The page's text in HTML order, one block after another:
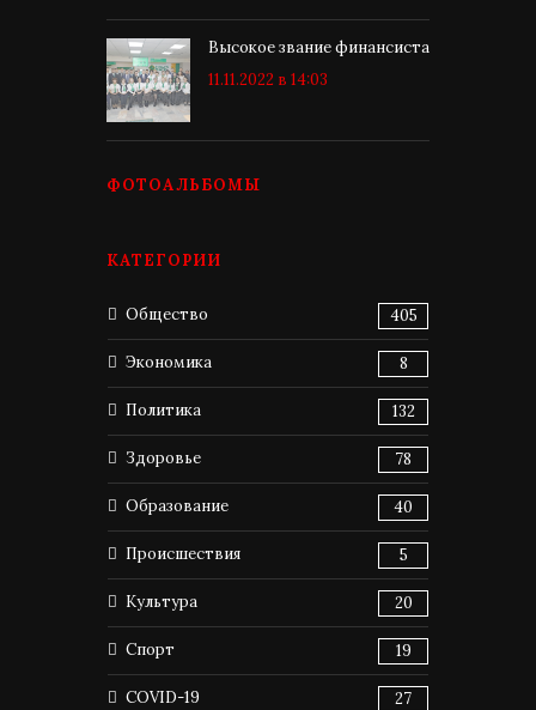
Высокое звание финансиста
11.11.2022 в 14:03
ФОТОАЛЬБОМЫ
КАТЕГОРИИ
Общество 405
Экономика 8
Политика 132
Здоровье 78
Образование 40
Происшествия 5
Культура 20
Спорт 19
COVID-19 27